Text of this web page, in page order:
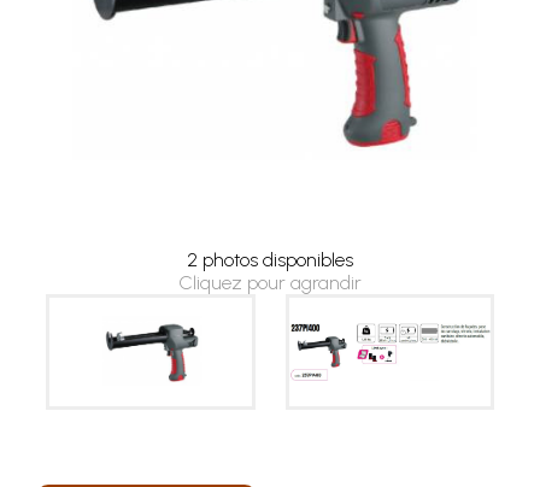
2 photos disponibles
Cliquez pour agrandir